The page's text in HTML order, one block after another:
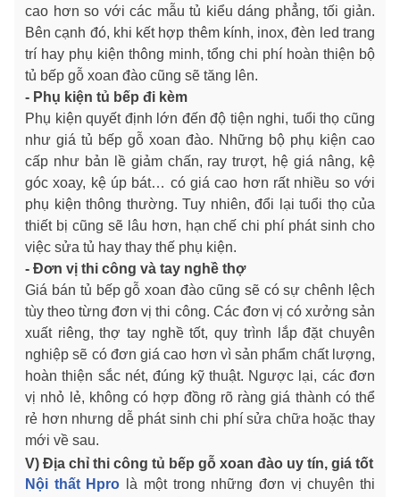
cao hơn so với các mẫu tủ kiểu dáng phẳng, tối giản.
Bên cạnh đó, khi kết hợp thêm kính, inox, đèn led trang
trí hay phụ kiện thông minh, tổng chi phí hoàn thiện bộ
tủ bếp gỗ xoan đào cũng sẽ tăng lên.
- Phụ kiện tủ bếp đi kèm
Phụ kiện quyết định lớn đến độ tiện nghi, tuổi thọ cũng
như giá tủ bếp gỗ xoan đào. Những bộ phụ kiện cao
cấp như bản lề giảm chấn, ray trượt, hệ giá nâng, kệ
góc xoay, kệ úp bát… có giá cao hơn rất nhiều so với
phụ kiện thông thường. Tuy nhiên, đổi lại tuổi thọ của
thiết bị cũng sẽ lâu hơn, hạn chế chi phí phát sinh cho
việc sửa tủ hay thay thế phụ kiện.
- Đơn vị thi công và tay nghề thợ
Giá bán tủ bếp gỗ xoan đào cũng sẽ có sự chênh lệch
tùy theo từng đơn vị thi công. Các đơn vị có xưởng sản
xuất riêng, thợ tay nghề tốt, quy trình lắp đặt chuyên
nghiệp sẽ có đơn giá cao hơn vì sản phẩm chất lượng,
hoàn thiện sắc nét, đúng kỹ thuật. Ngược lại, các đơn
vị nhỏ lẻ, không có hợp đồng rõ ràng giá thành có thể
rẻ hơn nhưng dễ phát sinh chi phí sửa chữa hoặc thay
mới về sau.
V) Địa chỉ thi công tủ bếp gỗ xoan đào uy tín, giá tốt
Nội thất Hpro là một trong những đơn vị chuyên thi